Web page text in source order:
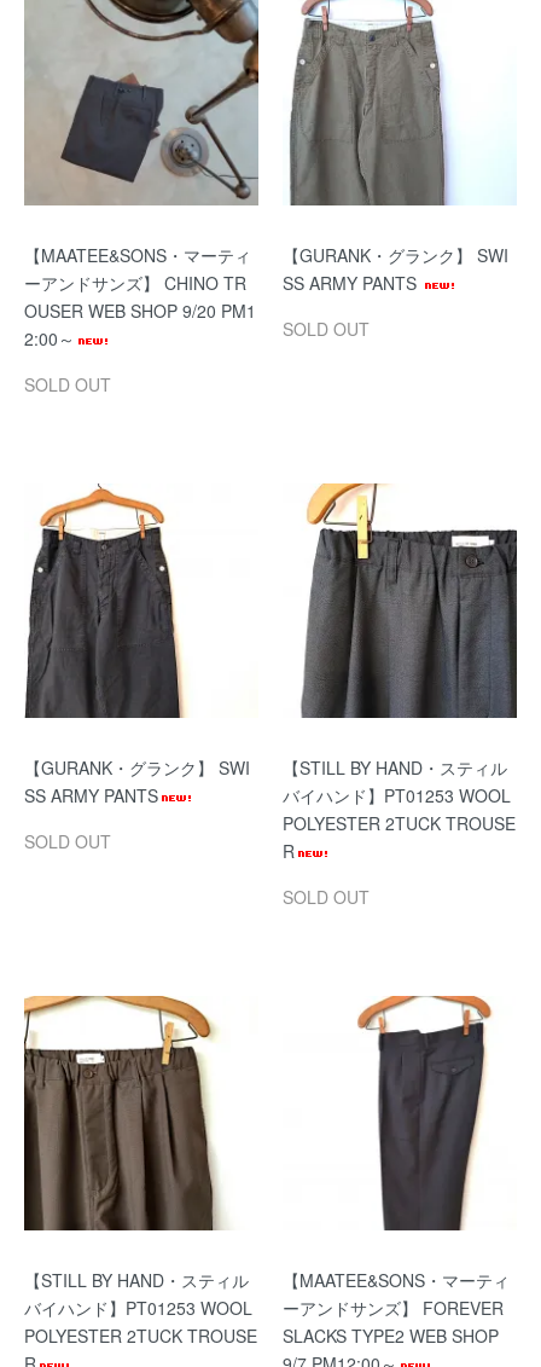
【MAATEE&SONS・マーティ
ーアンドサンズ】 CHINO TR
OUSER WEB SHOP 9/20 PM1
2:00～
SOLD OUT
【GURANK・グランク】 SWI
SS ARMY PANTS
SOLD OUT
【GURANK・グランク】 SWI
SS ARMY PANTS
SOLD OUT
【STILL BY HAND・スティル
バイハンド】PT01253 WOOL
POLYESTER 2TUCK TROUSE
R
SOLD OUT
【STILL BY HAND・スティル
バイハンド】PT01253 WOOL
POLYESTER 2TUCK TROUSE
【MAATEE&SONS・マーティ
ーアンドサンズ】 FOREVER
SLACKS TYPE2 WEB SHOP